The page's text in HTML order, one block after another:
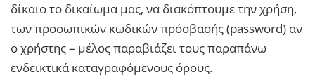
δίκαιο το δικαίωμα μας, να διακόπτουμε την χρήση,
των προσωπικών κωδικών πρόσβασής (password) αν
ο χρήστης – μέλος παραβιάζει τους παραπάνω
ενδεικτικά καταγραφόμενους όρους.